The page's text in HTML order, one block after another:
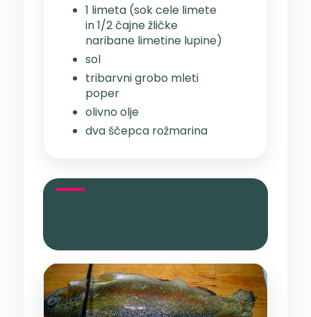
1 limeta (sok cele limete
in 1/2 čajne žličke
naribane limetine lupine)
sol
tribarvni grobo mleti
poper
olivno olje
dva ščepca rožmarina